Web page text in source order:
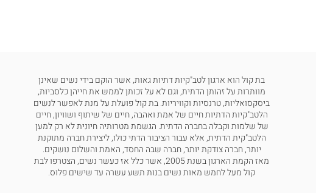
בת קול הוא ארגון לטב"קיות דתיות גאות, אשר הוקם בידי נשים שאינן
מוותרות על זהותן הדתית, וגם לא על זכותן לממש את חייהן כלסביות,
ביסקסואליות, טרנסיות וקוויריות. בת קול פועלת על מנת לאפשר לנשים
הלטב"קיות הדתיות חיים של אמת ואהבה, חיים של שיתוף ושוויון, חיים
של שלמות וקבלה בחברה הדתית. הגשמת מטרותיה חיונית לא רק למען
הלטב"קית הדתית, אלא עבור הציבור הדתי כולו, ליצירת חברה מתוקנת
יותר, חברה צודקת יותר, חברה שבה החסד, האמת והשלום נושקים.
מאז הקמת הארגון בשנת 2005, אשר כלל אז כעשר נשים, הצטרפו לבת
קול מעל לחמש מאות נשים בנות תשע עשרה עד שישים פלוס.